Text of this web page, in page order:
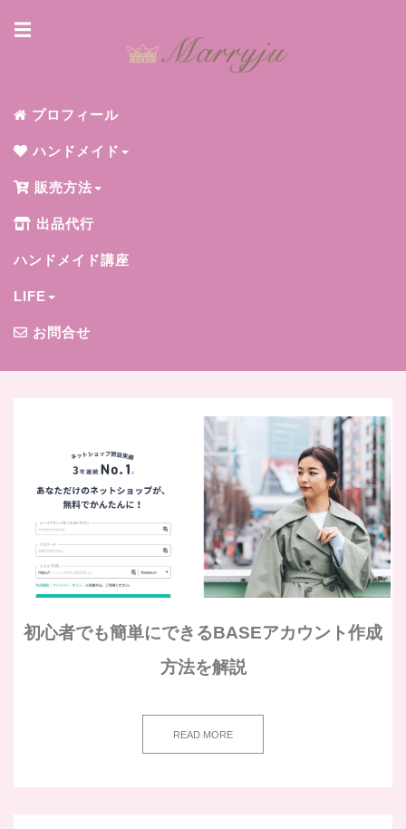
☰
プロフィール
ハンドメイド
販売方法
出品代行
ハンドメイド講座
LIFE
お問合せ
初心者でも簡単にできるBASEアカウント作成
方法を解説
READ MORE